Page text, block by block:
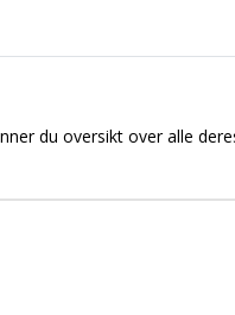
du oversikt over alle